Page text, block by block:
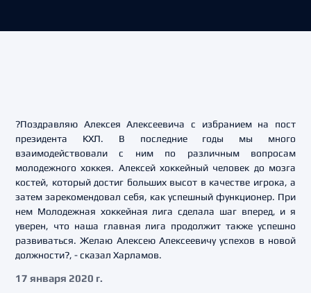
?Поздравляю Алексея Алексеевича с избранием на пост
президента КХЛ. В последние годы мы много
взаимодействовали с ним по различным вопросам
молодежного хоккея. Алексей хоккейный человек до мозга
костей, который достиг больших высот в качестве игрока, а
затем зарекомендовал себя, как успешный функционер. При
нем Молодежная хоккейная лига сделала шаг вперед, и я
уверен, что наша главная лига продолжит также успешно
развиваться. Желаю Алексею Алексеевичу успехов в новой
должности?, - сказал Харламов.
17 января 2020 г.